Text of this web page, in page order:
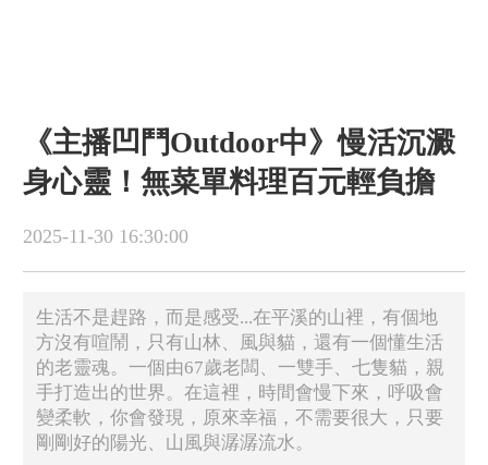
《主播凹鬥Outdoor中》慢活沉澱
身心靈！無菜單料理百元輕負擔
2025-11-30 16:30:00
生活不是趕路，而是感受...在平溪的山裡，有個地
方沒有喧鬧，只有山林、風與貓，還有一個懂生活
的老靈魂。一個由67歲老闆、一雙手、七隻貓，親
手打造出的世界。在這裡，時間會慢下來，呼吸會
變柔軟，你會發現，原來幸福，不需要很大，只要
剛剛好的陽光、山風與潺潺流水。